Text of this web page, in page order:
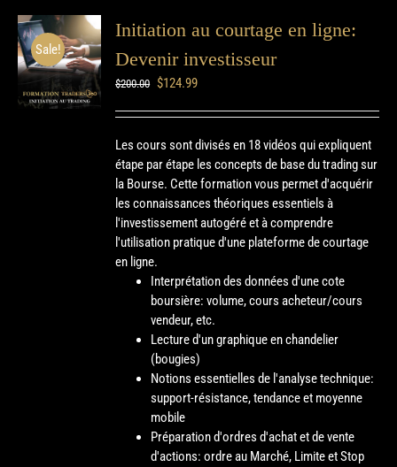
Sale!
Initiation au courtage en ligne:
Devenir investisseur
$200.00 $124.99
Les cours sont divisés en 18 vidéos qui expliquent
étape par étape les concepts de base du trading sur
la Bourse. Cette formation vous permet d'acquérir
les connaissances théoriques essentiels à
l'investissement autogéré et à comprendre
l'utilisation pratique d'une plateforme de courtage
en ligne.
Interprétation des données d'une cote
boursière: volume, cours acheteur/cours
vendeur, etc.
Lecture d'un graphique en chandelier
(bougies)
Notions essentielles de l'analyse technique:
support-résistance, tendance et moyenne
mobile
Préparation d'ordres d'achat et de vente
d'actions: ordre au Marché, Limite et Stop